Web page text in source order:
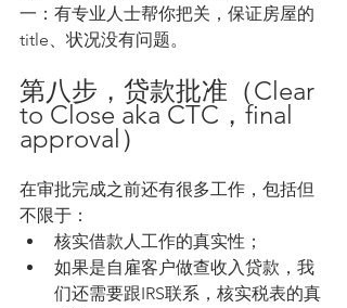
一：有专业人士帮你把关，保证房屋的
title、状况没有问题。
第八步，贷款批准（Clear
to Close aka CTC，final
approval）
在审批完成之前还有很多工作，包括但
不限于：
核实借款人工作的真实性；
如果是自雇客户做查收入贷款，我
们还需要跟IRS联系，核实税表的真